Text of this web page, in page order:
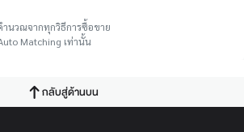
นวณจากทุกวิธีการซื้อขาย
Matching เท่านั้น
กลับสู่ด้านบน